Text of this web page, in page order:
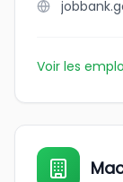
Voir les